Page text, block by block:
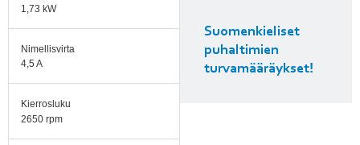
1,73 kW
Nimellisvirta
4,5 A
Kierrosluku
2650 rpm
Suomenkieliset
puhaltimien
turvamääräykset!